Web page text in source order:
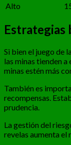
Alto
Estrategias
Si bien el juego de
las minas tienden
minas estén más
También es
recompensas.
prudencia.
La gestión del
revelas aumenta el